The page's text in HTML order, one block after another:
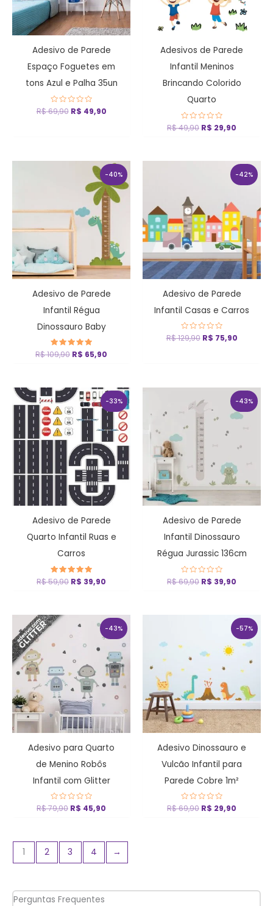
Adesivo de Parede
Espaço Foguetes em
tons Azul e Palha 35un
Avaliação
0
R$69,90 R$ 49,90
Adesivos de Parede
Infantil Meninos
Brincando Colorido
Quarto
Avaliação
0
R$49,90 R$ 29,90
-40%
Adesivo de Parede
Infantil Régua
Dinossauro Baby
Avaliação
5
R$109,90
preço
original
era:
R$ 109,90.
R$ 65,90
O
preço
atual
é:
R$ 65,90.
-42%
Adesivo de Parede
Infantil Casas e Carros
Avaliação
0
R$129,90
original
R$ 129,90.
R$ 75,90
O
preço
atual
-33%
Adesivo de Parede
Quarto Infantil Ruas e
Carros
Avaliação
5
R$59,90
O
preço
original
era:
R$ 59,90.
R$ 39,90
O
preço
atual
é:
R$ 39,90.
-43%
Adesivo de Parede
Infantil Dinossauro
Régua Jurassic 136cm
Avaliação
0
R$69,90
preço
original
era:
R$ 69,90.
R$ 39,90
O
preço
atual
é:
-43%
Adesivo para Quarto
de Menino Robôs
Infantil com Glitter
Avaliação
0
R$79,90
preço
original
era:
R$ 79,90.
R$ 45,90
O
preço
atual
R$ 45,90.
-57%
Adesivo Dinossauro e
Vulcão Infantil para
Parede Cobre 1m²
Avaliação
0
R$69,90
original
R$ 69,90.
R$ 29,90
O
preço
atual
é:
R$ 29,90.
1 2 3 4 →
Perguntas Frequentes